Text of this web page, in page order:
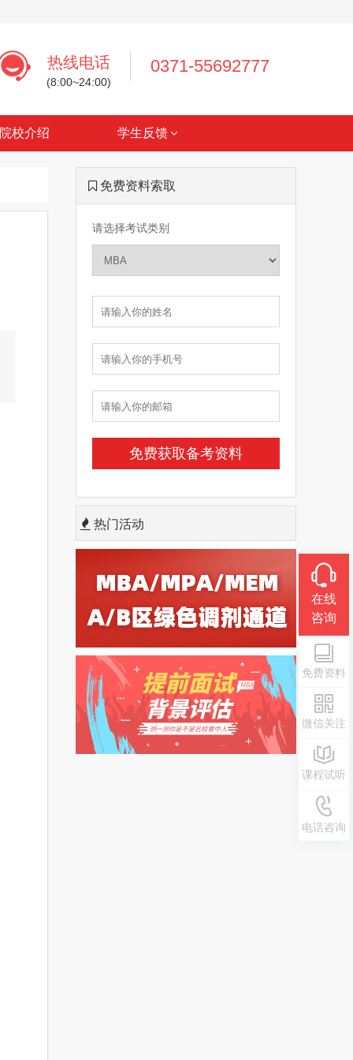
热线电话
(8:00~24:00)
0371-55692777
院校介绍 学生反馈
免费资料索取
请选择考试类别
热门活动
在线
咨询
免费资料
微信关注
课程试听
电话咨询
0371-